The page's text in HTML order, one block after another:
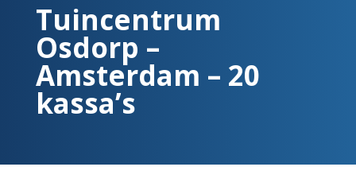
Tuincentrum
Osdorp –
Amsterdam – 20
kassa’s